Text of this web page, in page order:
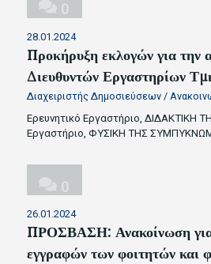
0
28.01.2024
Προκήρυξη εκλογών για την
Διευθυντών Εργαστηρίων
Διαχειριστής Δημοσιεύσεων /
Ερευνητικό Εργαστήριο, ΔΙΔΑΚΤΙΚΗ
Εργαστήριο, ΦΥΣΙΚΗ ΤΗΣ
0
26.01.2024
ΠΡΟΣΒΑΣΗ: Ανακοίνωση
εγγραφών των φοιτητών και